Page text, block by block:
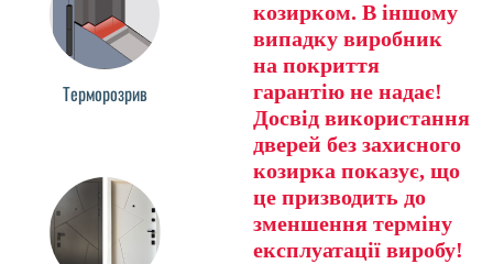
Терморозрив
козирком. В іншому
випадку виробник
на покриття
гарантію не надає!
Досвід використання
дверей без захисного
козирка показує, що
це призводить до
зменшення терміну
експлуатації виробу!